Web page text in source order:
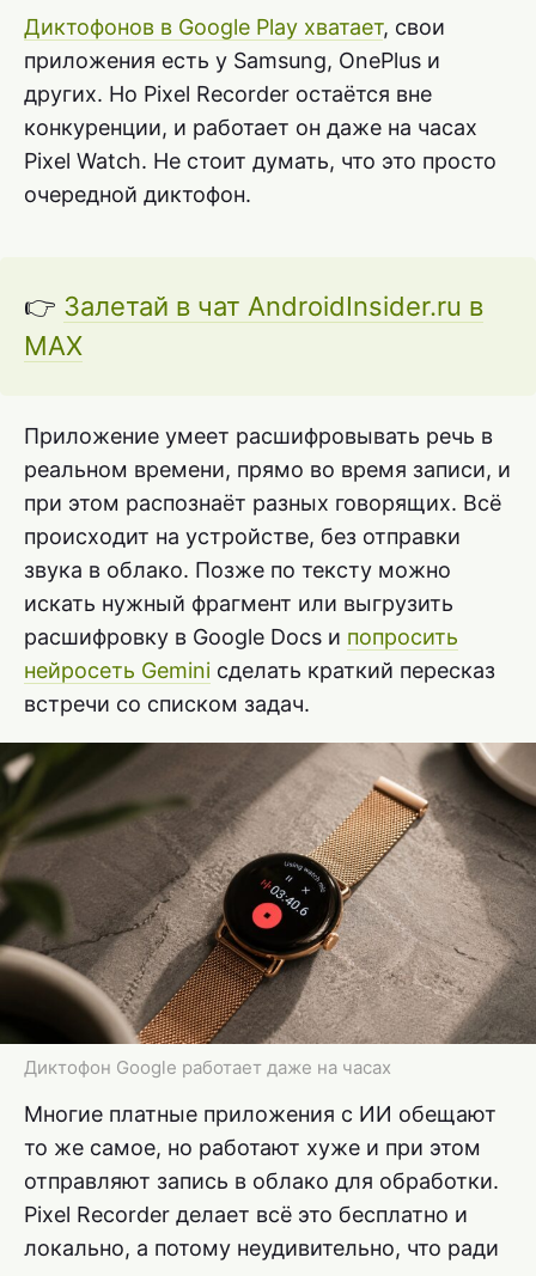
Диктофонов в Google Play хватает, свои
приложения есть у Samsung, OnePlus и
других. Но Pixel Recorder остаётся вне
конкуренции, и работает он даже на часах
Pixel Watch. Не стоит думать, что это просто
очередной диктофон.
👉 Залетай в чат AndroidInsider.ru в
MAX
Приложение умеет расшифровывать речь в
реальном времени, прямо во время записи, и
при этом распознаёт разных говорящих. Всё
происходит на устройстве, без отправки
звука в облако. Позже по тексту можно
искать нужный фрагмент или выгрузить
расшифровку в Google Docs и попросить
нейросеть Gemini сделать краткий пересказ
встречи со списком задач.
Диктофон Google работает даже на часах
Многие платные приложения с ИИ обещают
то же самое, но работают хуже и при этом
отправляют запись в облако для обработки.
Pixel Recorder делает всё это бесплатно и
локально, а потому неудивительно, что ради